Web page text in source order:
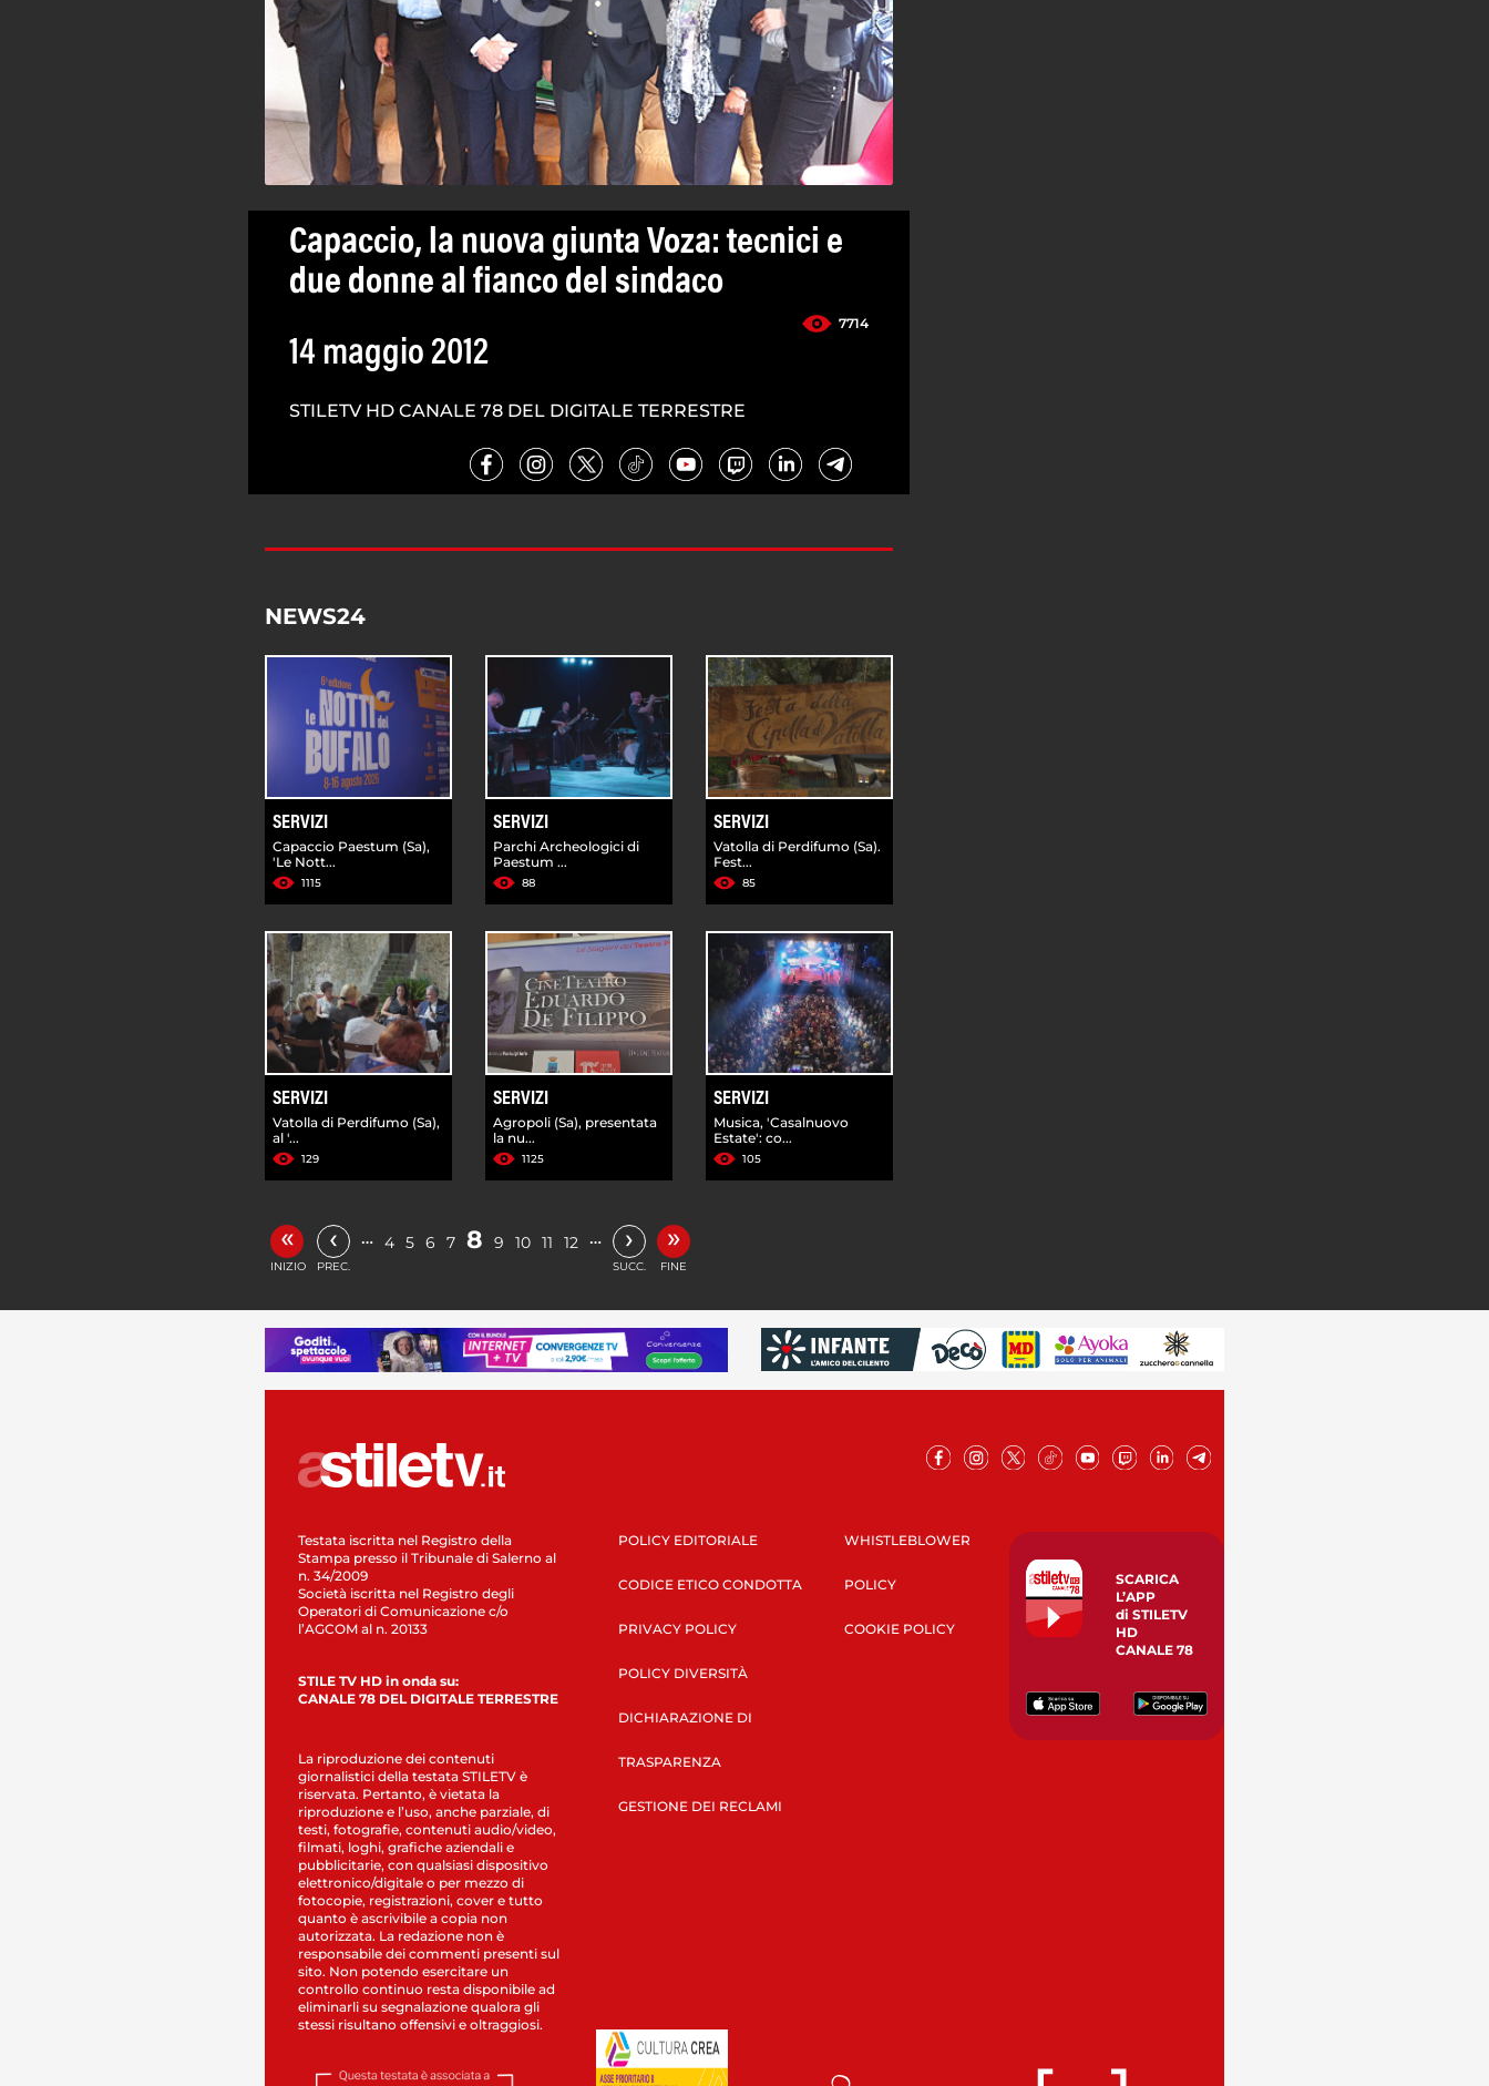
Capaccio, la nuova giunta Voza: tecnici e
due donne al fianco del sindaco
7714
14 maggio 2012
STILETV HD CANALE 78 DEL DIGITALE TERRESTRE
NEWS24
SERVIZI
Capaccio Paestum (Sa),
'Le Nott...
1115
SERVIZI
Parchi Archeologici di
Paestum ...
88
SERVIZI
Vatolla di Perdifumo (Sa).
Fest...
85
SERVIZI
Vatolla di Perdifumo (Sa),
al '...
129
SERVIZI
Agropoli (Sa), presentata
la nu...
1125
SERVIZI
Musica, 'Casalnuovo
Estate': co...
105
«
INIZIO
‹
PREC.
… 4 5 6 7 8 9 10 11 12 … ›
SUCC.
»
FINE
Testata iscritta nel Registro della
Stampa presso il Tribunale di Salerno al
n. 34/2009
Società iscritta nel Registro degli
Operatori di Comunicazione c/o
l’AGCOM al n. 20133
STILE TV HD in onda su:
CANALE 78 DEL DIGITALE TERRESTRE
La riproduzione dei contenuti
giornalistici della testata STILETV è
riservata. Pertanto, è vietata la
riproduzione e l’uso, anche parziale, di
testi, fotografie, contenuti audio/video,
filmati, loghi, grafiche aziendali e
pubblicitarie, con qualsiasi dispositivo
elettronico/digitale o per mezzo di
fotocopie, registrazioni, cover e tutto
quanto è ascrivibile a copia non
autorizzata. La redazione non è
responsabile dei commenti presenti sul
sito. Non potendo esercitare un
controllo continuo resta disponibile ad
eliminarli su segnalazione qualora gli
stessi risultano offensivi e oltraggiosi.
POLICY EDITORIALE
CODICE ETICO CONDOTTA
PRIVACY POLICY
POLICY DIVERSITÀ
DICHIARAZIONE DI
TRASPARENZA
GESTIONE DEI RECLAMI
WHISTLEBLOWER
POLICY
COOKIE POLICY
SCARICA
L’APP
di STILETV
HD
CANALE 78